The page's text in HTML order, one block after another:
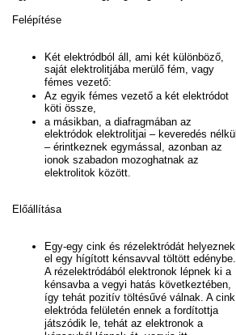
Felépítése
Két elektródból áll, ami két különböző,
saját elektrolitjába merülő fém, vagy
fémes vezető:
Az egyik fémes vezető a két elektródot
köti össze,
a másikban, a diafragmában az
elektródok elektrolitjai – keveredés nélkül
– érintkeznek egymással, azonban az
ionok szabadon mozoghatnak az
elektrolitok között.
Előállítása
Egy-egy cink és rézelektródát helyeznek
el egy hígított kénsavval töltött edénybe.
A rézelektródából elektronok lépnek ki a
kénsavba a vegyi hatás következtében,
így tehát pozitív töltésűvé válnak. A cink
elektróda felületén ennek a fordítottja
játszódik le, tehát az elektronok a